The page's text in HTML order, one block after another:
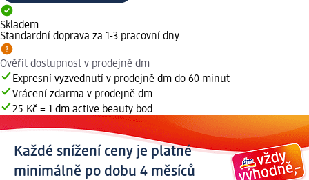
Skladem
Standardní doprava za 1-3 pracovní dny
Ověřit dostupnost v prodejně dm
Expresní vyzvednutí v prodejně dm do 60 minut
Vrácení zdarma v prodejně dm
25 Kč = 1 dm active beauty bod
Každé snížení ceny je platné
minimálně po dobu 4 měsíců